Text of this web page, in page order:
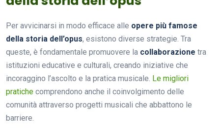
Per avvicinarsi in modo efficace alle opere più famose
della storia dell’opus, esistono diverse strategie. Tra
queste, è fondamentale promuovere la collaborazione tra
istituzioni educative e culturali, creando iniziative che
incoraggino l’ascolto e la pratica musicale. Le migliori
pratiche comprendono anche il coinvolgimento delle
comunità attraverso progetti musicali che abbattono le
barriere.